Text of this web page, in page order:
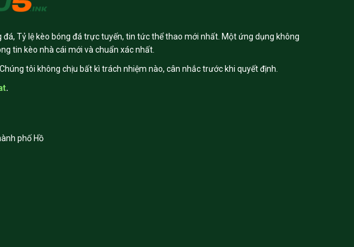
Tỷ lệ kèo bóng đá trực tuyến, tin tức thể thao mới nhất. Một ứng dụng không
tin kèo nhà cái mới và chuẩn xác nhất.
tôi không chịu bất kì trách nhiệm nào, cân nhắc trước khi quyết định.
.
phố Hồ